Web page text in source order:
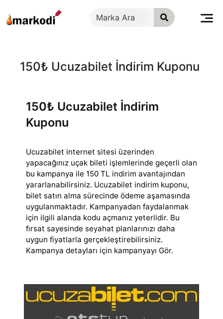
geç
150₺ Ucuzabilet İndirim Kuponu
150₺ Ucuzabilet İndirim
Kuponu
Ucuzabilet internet sitesi üzerinden
yapacağınız uçak bileti işlemlerinde geçerli olan
bu kampanya ile 150 TL indirim avantajından
yararlanabilirsiniz. Ucuzabilet indirim kuponu,
bilet satın alma sürecinde ödeme aşamasında
uygulanmaktadır. Kampanyadan faydalanmak
için ilgili alanda kodu açmanız yeterlidir. Bu
fırsat sayesinde seyahat planlarınızı daha
uygun fiyatlarla gerçekleştirebilirsiniz.
Kampanya detayları için kampanyayı Gör.